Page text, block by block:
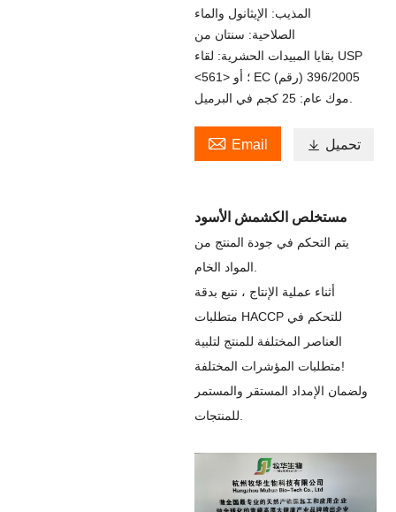
المذيب: الإيثانول والماء
الصلاحية: سنتان من
بقايا المبيدات الحشرية: لقاء USP
<561> ؛ أو EC (رقم) 396/2005
 Email  تحميل
مستخلص الكشمش الأسود
يتم التحكم في جودة المنتج من
أثناء عملية الإنتاج ، نتبع بدقة
متطلبات HACCP للتحكم في
العناصر المختلفة للمنتج لتلبية
متطلبات المؤشرات المختلفة!
ولضمان الإمداد المستقر والمستمر